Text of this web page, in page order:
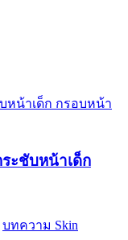
ะชับหน้าเด็ก
บทความ Skin